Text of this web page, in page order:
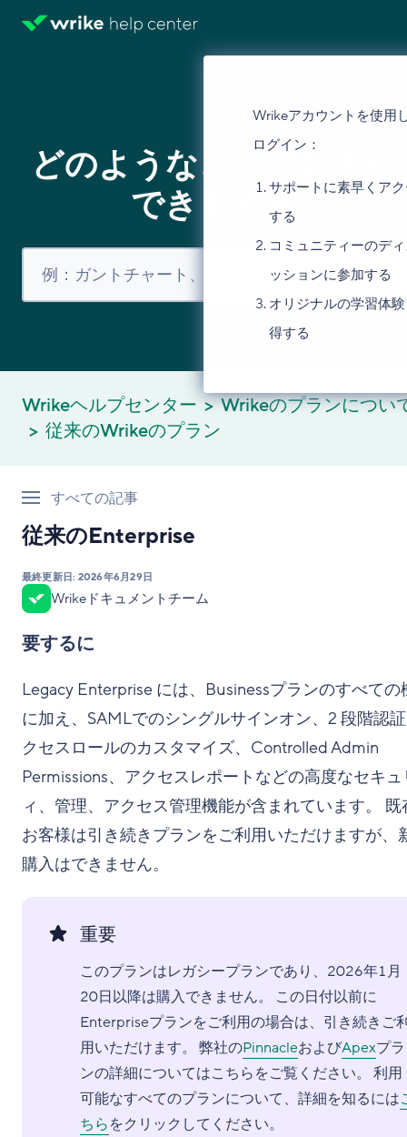
Wrikeアカウントを使用
ログイン：
サポートに素早くア
する
コミュニティーのデ
ッションに参加する
オリジナルの学習体
得する
どのようなことでお手
できますか？
Wrikeヘルプセンター
Wrikeのプランについ
従来のWrikeのプラン
すべての記事
従来のEnterprise
最終更新日: 2026年6月29日
Wrikeドキュメントチーム
要するに
Legacy Enterprise には、Businessプランのすべての
に加え、SAMLでのシングルサインオン、2 段階認
クセスロールのカスタマイズ、Controlled Admin
Permissions、アクセスレポートなどの高度なセキ
ィ、管理、アクセス管理機能が含まれています。 既
お客様は引き続きプランをご利用いただけますが、
購入はできません。
重要
このプランはレガシープランであり、2026年1月
20日以降は購入できません。 この日付以前に
Enterpriseプランをご利用の場合は、引き続きご
用いただけます。 弊社のPinnacleおよびApexプラ
ンの詳細についてはこちらをご覧ください。 利用
可能なすべてのプランについて、詳細を知るには
ちらをクリックしてください。